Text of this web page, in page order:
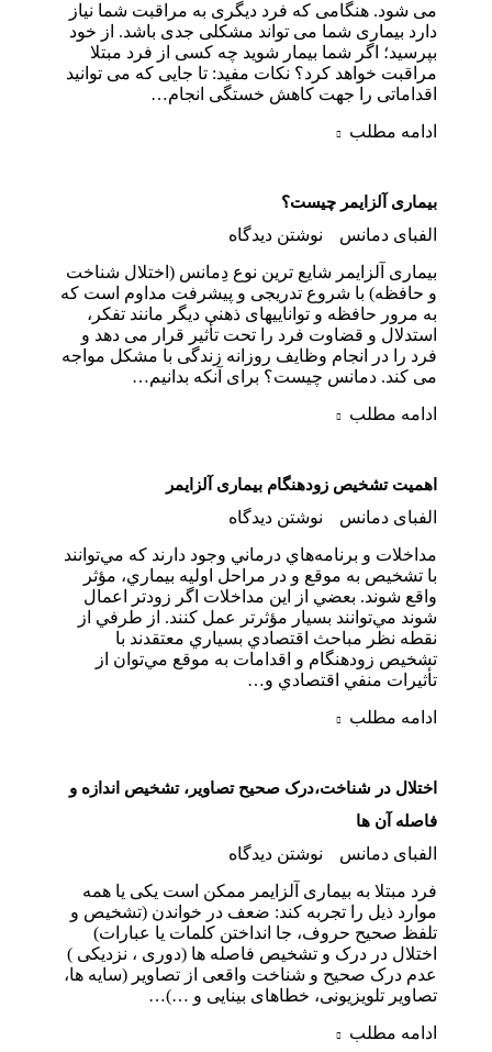
می شود. هنگامی که فرد دیگری به مراقبت شما نیاز
دارد بیماری شما می تواند مشکلی جدی باشد. از خود
بپرسید؛ اگر شما بیمار شوید چه کسی از فرد مبتلا
مراقبت خواهد کرد؟ نکات مفید: تا جایی که می توانید
اقداماتی را جهت کاهش خستگی انجام…
ادامه مطلب
بیماری آلزایمر چیست؟
الفبای دمانس
نوشتن دیدگاه
بیماری آلزایمر شایع ترین نوع دِمانس (اختلال شناخت
و حافظه) با شروع تدریجی و پیشرفت مداوم است که
به مرور حافظه و تواناییهای ذهنی دیگر مانند تفکر،
استدلال و قضاوت فرد را تحت تأثیر قرار می دهد و
فرد را در انجام وظایف روزانه زندگی با مشکل مواجه
می کند. دمانس چیست؟ برای آنکه بدانیم…
ادامه مطلب
اهمیت تشخیص زودهنگام بیماری آلزایمر
الفبای دمانس
نوشتن دیدگاه
مداخلات و برنامه‌هاي درماني وجود دارند كه مي‌توانند
با تشخيص به موقع و در مراحل اوليه بيماري، مؤثر
واقع شوند. بعضي از اين مداخلات اگر زودتر اعمال
شوند مي‌توانند بسيار مؤثرتر عمل كنند. از طرفي از
نقطه نظر مباحث اقتصادي بسياري معتقدند با
تشخيص زودهنگام و اقدامات به موقع مي‌توان از
تأثيرات منفي اقتصادي و…
ادامه مطلب
اختلال در شناخت،درک صحیح تصاویر، تشخیص اندازه و
فاصله آن ها
الفبای دمانس
نوشتن دیدگاه
فرد مبتلا به بیماری آلزایمر ممکن است یکی یا همه
موارد ذیل را تجربه کند: ضعف در خواندن (تشخیص و
تلفظ صحیح حروف، جا انداختن کلمات یا عبارات)
اختلال در درک و تشخیص فاصله ها (دوری ، نزدیکی )
عدم درک صحیح و شناخت واقعی از تصاویر (سایه ها،
تصاویر تلویزیونی، خطاهای بینایی و …)…
ادامه مطلب